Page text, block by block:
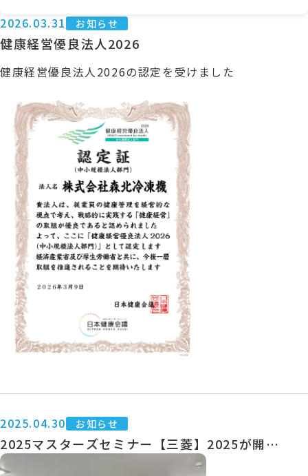
2026.03.31 お知らせ
健康経営優良法人2026
健康経営優良法人2026の認定を受けました
2025.04.30 お知らせ
2025マスターズセミナー【三菱】2025が開催
されました